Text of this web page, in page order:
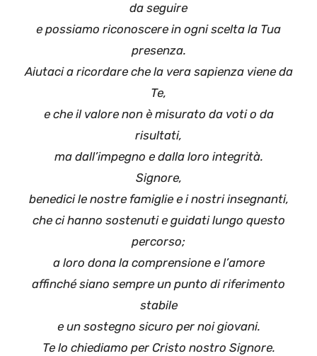
da seguire
e possiamo riconoscere in ogni scelta la Tua
presenza.
Aiutaci a ricordare che la vera sapienza viene da
Te,
e che il valore non è misurato da voti o da
risultati,
ma dall’impegno e dalla loro integrità.
Signore,
benedici le nostre famiglie e i nostri insegnanti,
che ci hanno sostenuti e guidati lungo questo
percorso;
a loro dona la comprensione e l’amore
affinché siano sempre un punto di riferimento
stabile
e un sostegno sicuro per noi giovani.
Te lo chiediamo per Cristo nostro Signore.